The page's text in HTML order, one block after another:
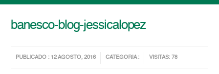
banesco-blog-jessicalopez
PUBLICADO : 12 AGOSTO, 2016 CATEGORIA : VISITAS: 78